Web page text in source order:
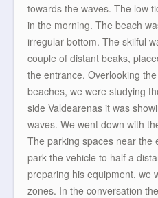
towards the waves. The low
in the morning. The beach
irregular bottom. The skilful
couple of distant beaks,
the entrance. Overlooking
beaches, we were studying
side Valdearenas it was
waves. We went down with
The parking spaces near the
park the vehicle to half a
preparing his equipment, we
zones. In the conversation